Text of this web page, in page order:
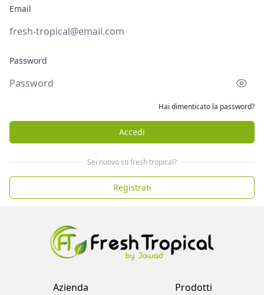
Email
Password
Hai dimenticato la password?
Accedi
Sei nuovo su fresh tropical?
Registrati
Azienda
Prodotti